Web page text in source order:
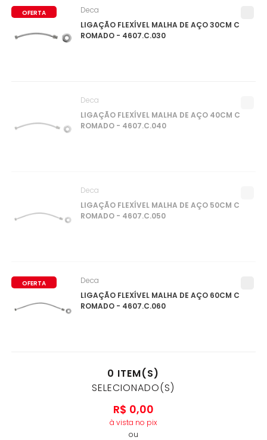
OFERTA
LIGAÇÃO FLEXÍVEL MALHA DE AÇO 30CM C
ROMADO - 4607.C.030
Deca
LIGAÇÃO FLEXÍVEL MALHA DE AÇO 40CM C
ROMADO - 4607.C.040
Deca
LIGAÇÃO FLEXÍVEL MALHA DE AÇO 50CM C
ROMADO - 4607.C.050
Deca
OFERTA
LIGAÇÃO FLEXÍVEL MALHA DE AÇO 60CM C
ROMADO - 4607.C.060
Deca
0 ITEM(S)
SELECIONADO(S)
R$ 0,00
à vista no pix
ou